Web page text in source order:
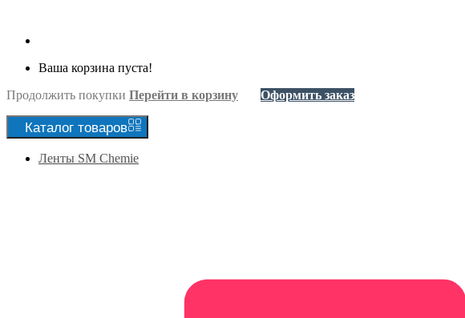
Ваша корзина пуста!
Продолжить покупки Перейти в корзину Оформить заказ
Каталог товаров
Ленты SM Chemie